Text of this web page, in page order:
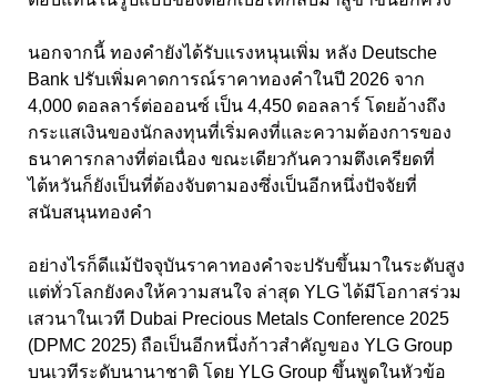
นอกจากนี้ ทองคำยังได้รับแรงหนุนเพิ่ม หลัง Deutsche
Bank ปรับเพิ่มคาดการณ์ราคาทองคำในปี 2026 จาก
4,000 ดอลลาร์ต่อออนซ์ เป็น 4,450 ดอลลาร์ โดยอ้างถึง
กระแสเงินของนักลงทุนที่เริ่มคงที่และความต้องการของ
ธนาคารกลางที่ต่อเนื่อง ขณะเดียวกันความตึงเครียดที่
ไต้หวันก็ยังเป็นที่ต้องจับตามองซึ่งเป็นอีกหนึ่งปัจจัยที่
สนับสนุนทองคำ
อย่างไรก็ดีแม้ปัจจุบันราคาทองคำจะปรับขึ้นมาในระดับสูง
แต่ทั่วโลกยังคงให้ความสนใจ ล่าสุด YLG ได้มีโอกาสร่วม
เสวนาในเวที Dubai Precious Metals Conference 2025
(DPMC 2025) ถือเป็นอีกหนึ่งก้าวสำคัญของ YLG Group
บนเวทีระดับนานาชาติ โดย YLG Group ขึ้นพูดในหัวข้อ